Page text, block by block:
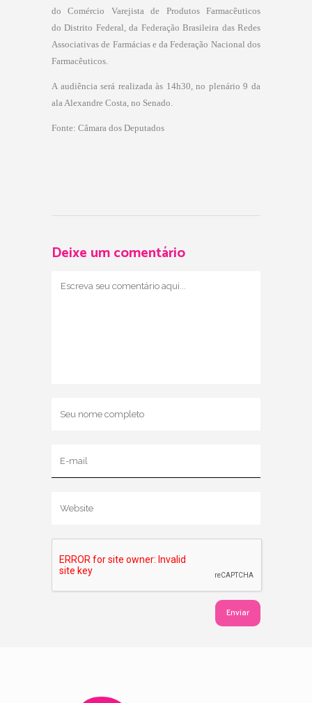
do Comércio Varejista de Produtos Farmacêuticos
do Distrito Federal, da Federação Brasileira das Redes
Associativas de Farmácias e da Federação Nacional dos
Farmacêuticos.
A audiência será realizada às 14h30, no plenário 9 da
ala Alexandre Costa, no Senado.
Fonte: Câmara dos Deputados
Deixe um comentário